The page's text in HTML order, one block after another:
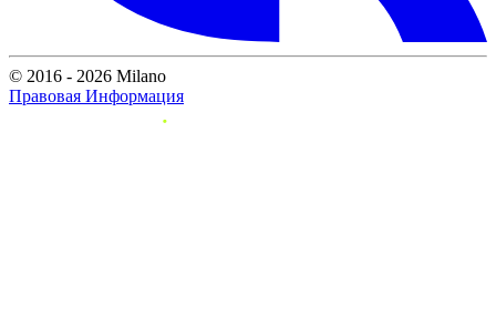
© 2016 - 2026 Milano
Правовая Информация